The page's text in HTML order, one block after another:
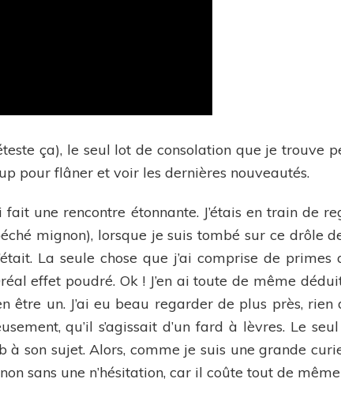
ça), le seul lot de consolation que je trouve
pour flâner et voir les dernières nouveautés.
fait une rencontre étonnante. J’étais en train de
mignon), lorsque je suis tombé sur ce drôle
La seule chose que j’ai comprise de primes
effet poudré. Ok ! J’en ai toute de même
être un. J’ai eu beau regarder de plus près, rien
qu’il s’agissait d’un fard à lèvres. Le
son sujet. Alors, comme je suis une grande
sans une n’hésitation, car il coûte tout de